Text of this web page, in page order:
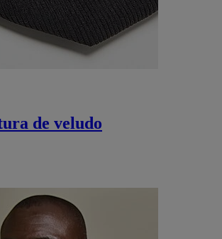
de veludo